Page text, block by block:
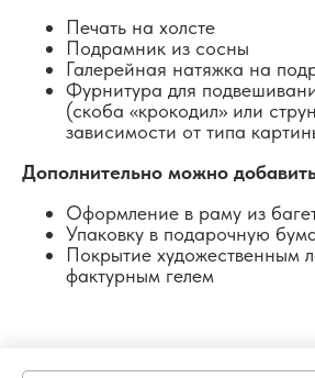
Печать на холсте
Подрамник из сосны
Галерейная натяжка на
Фурнитура для
(скоба «крокодил» или
зависимости от типа
Дополнительно можно
Оформление в раму из
Упаковку в подарочную
Покрытие художественным
фактурным гелем